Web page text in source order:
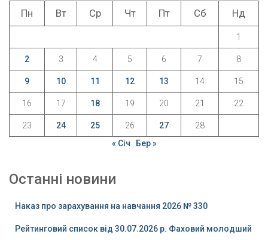
Пн Вт Ср Чт Пт Сб Нд
1
2 3 4 5 6 7 8
9 10 11 12 13 14 15
16 17 18 19 20 21 22
23 24 25 26 27
28
« Січ
Бер »
Останні новини
Наказ про зарахування на навчання 2026 № 330
Рейтинговий список від 30.07.2026 р. Фаховий молодший